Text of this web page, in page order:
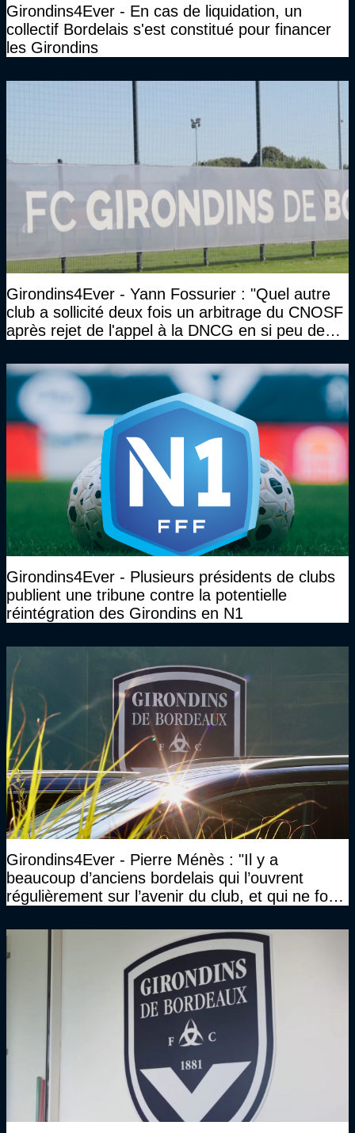
Girondins4Ever - En cas de liquidation, un
collectif Bordelais s'est constitué pour financer
les Girondins
Girondins4Ever - Yann Fossurier : "Quel autre
club a sollicité deux fois un arbitrage du CNOSF
après rejet de l'appel à la DNCG en si peu de
Girondins4Ever - Plusieurs présidents de clubs
publient une tribune contre la potentielle
réintégration des Girondins en N1
Girondins4Ever - Pierre Ménès : "Il y a
beaucoup d’anciens bordelais qui l’ouvrent
régulièrement sur l’avenir du club, et qui ne font